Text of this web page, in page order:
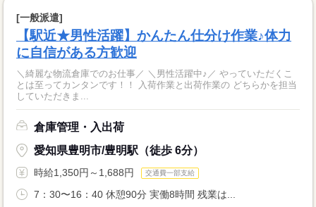
[一般派遣]
【駅近★男性活躍】かんたん仕分け作業♪体力
に自信がある方歓迎
＼綺麗な物流倉庫でのお仕事／ ＼男性活躍中♪／ やっていただくこ
とは至ってカンタンです！！ 入荷作業と出荷作業の どちらかを担当
していただきま...
倉庫管理・入出荷
愛知県豊明市/豊明駅（徒歩 6分）
時給1,350円～1,688円 交通費一部支給
7：30〜16：40 休憩90分 実働8時間 残業は...